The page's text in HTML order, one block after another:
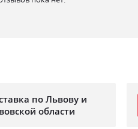
по Львову и
области